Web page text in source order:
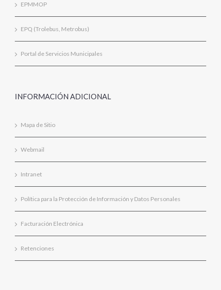
EPMMOP
EPQ (Trolebus, Metrobus)
Portal de Servicios Municipales
INFORMACIÓN ADICIONAL
Mapa de Sitio
Webmail
Intranet
Política para la Protección de Información y Datos Personales
Facturación Electrónica
Retenciones